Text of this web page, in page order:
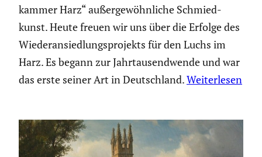
kammer Harz“ außer­ge­wöhn­liche Schmied­
kunst. Heute freuen wir uns über die Erfolge des
Wieder­an­sied­lungs­pro­jekts für den Luchs im
Harz. Es begann zur Jahrtau­send­wende und war
das erste seiner Art in Deutsch­land.Weiterlesen